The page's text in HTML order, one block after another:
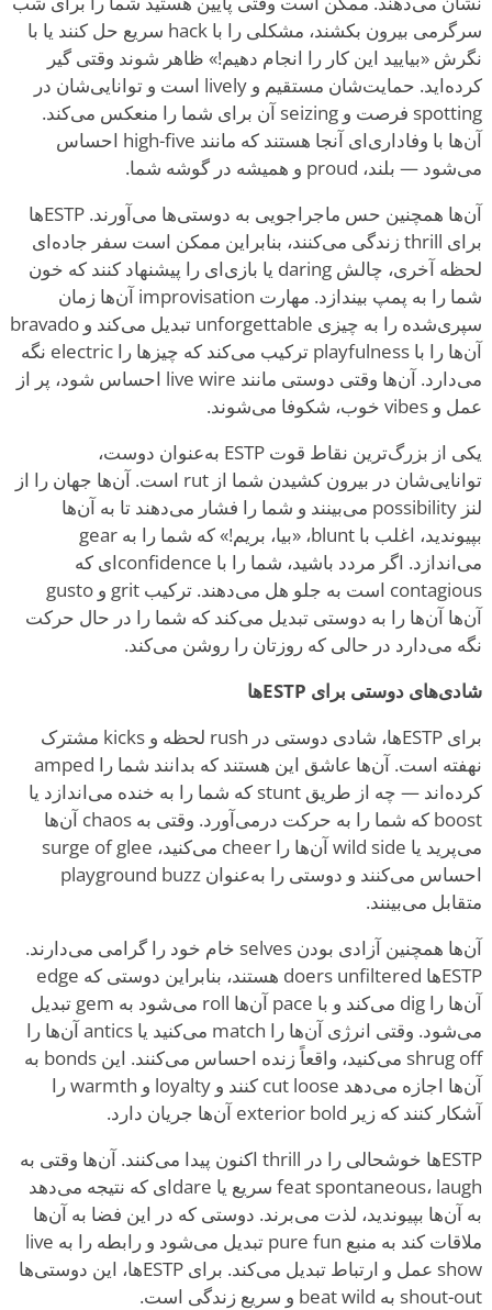
سرگرمی بیرون بکشند، مشکلی را با hack سریع حل کنند یا با
نگرش «بیایید این کار را انجام دهیم!» ظاهر شوند وقتی گیر
کرده‌اید. حمایت‌شان مستقیم و lively است و توانایی‌شان در
spotting فرصت و seizing آن برای شما را منعکس می‌کند.
آن‌ها با وفاداری‌ای آنجا هستند که مانند high-five احساس
می‌شود — بلند، proud و همیشه در گوشه شما.
آن‌ها همچنین حس ماجراجویی به دوستی‌ها می‌آورند. ESTPها
برای thrill زندگی می‌کنند، بنابراین ممکن است سفر جاده‌ای
لحظه آخری، چالش daring یا بازی‌ای را پیشنهاد کنند که خون
شما را به پمپ بیندازد. مهارت improvisation آن‌ها زمان
سپری‌شده را به چیزی unforgettable تبدیل می‌کند و bravado
آن‌ها را با playfulness ترکیب می‌کند که چیزها را electric نگه
می‌دارد. آن‌ها وقتی دوستی مانند live wire احساس شود، پر از
عمل و vibes خوب، شکوفا می‌شوند.
یکی از بزرگ‌ترین نقاط قوت ESTP به‌عنوان دوست،
توانایی‌شان در بیرون کشیدن شما از rut است. آن‌ها جهان را از
لنز possibility می‌بینند و شما را فشار می‌دهند تا به آن‌ها
بپیوندید، اغلب با blunt، «بیا، بریم!» که شما را به gear
می‌اندازد. اگر مردد باشید، شما را با confidence‌ای که
contagious است به جلو هل می‌دهند. ترکیب grit و gusto
آن‌ها آن‌ها را به دوستی تبدیل می‌کند که شما را در حال حرکت
نگه می‌دارد در حالی که روزتان را روشن می‌کند.
شادی‌های دوستی برای ESTPها
برای ESTPها، شادی دوستی در rush لحظه و kicks مشترک
نهفته است. آن‌ها عاشق این هستند که بدانند شما را amped
کرده‌اند — چه از طریق stunt که شما را به خنده می‌اندازد یا
boost که شما را به حرکت درمی‌آورد. وقتی به chaos آن‌ها
می‌پرید یا wild side آن‌ها را cheer می‌کنید، surge of glee
احساس می‌کنند و دوستی را به‌عنوان playground buzz
متقابل می‌بینند.
آن‌ها همچنین آزادی بودن selves خام خود را گرامی می‌دارند.
ESTPها doers unfiltered هستند، بنابراین دوستی که edge
آن‌ها را dig می‌کند و با pace آن‌ها roll می‌شود به gem تبدیل
می‌شود. وقتی انرژی آن‌ها را match می‌کنید یا antics آن‌ها را
shrug off می‌کنید، واقعاً زنده احساس می‌کنند. این bonds به
آن‌ها اجازه می‌دهد cut loose کنند و loyalty و warmth را
آشکار کنند که زیر exterior bold آن‌ها جریان دارد.
ESTPها خوشحالی را در thrill اکنون پیدا می‌کنند. آن‌ها وقتی به
feat spontaneous، laugh سریع یا dare‌ای که نتیجه می‌دهد
به آن‌ها بپیوندید، لذت می‌برند. دوستی که در این فضا به آن‌ها
ملاقات کند به منبع pure fun تبدیل می‌شود و رابطه را به live
show عمل و ارتباط تبدیل می‌کند. برای ESTPها، این دوستی‌ها
shout-out به beat wild و سریع زندگی است.